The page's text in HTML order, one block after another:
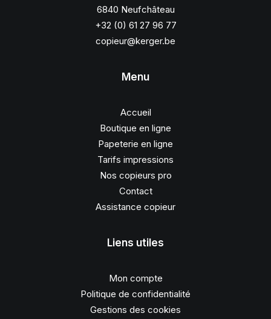
6840 Neufchâteau
+32 (0) 61 27 96 77
copieur@kerger.be
Menu
Accueil
Boutique en ligne
Papeterie en ligne
Tarifs impressions
Nos copieurs pro
Contact
Assistance copieur
Liens utiles
Mon compte
Politique de confidentialité
Gestions des cookies